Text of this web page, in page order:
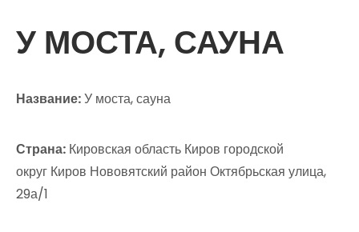
У МОСТА, САУНА
Название:У моста, сауна
Страна: Кировская область Киров городской
округ Киров Нововятский район Октябрьская улица,
29а/1